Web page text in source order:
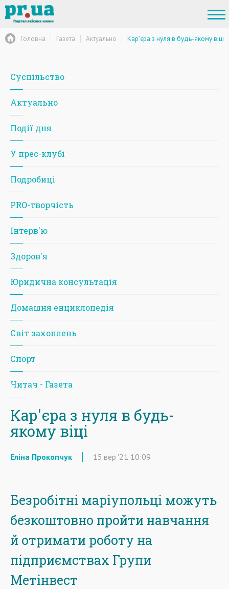
Головна Газета Актуально Кар'єра з нуля в будь-якому віці
Суспільство
Актуально
Події дня
У прес-клубі
Подробиці
PRO-творчість
Iнтерв'ю
Здоров'я
Юридична консультація
Домашня енциклопедія
Світ захоплень
Спорт
Читач - Газета
Кар'єра з нуля в будь-
якому віці
Еліна Прокопчук 15 вер '21 10:09
Безробітні маріупольці можуть
безкоштовно пройти навчання
й отримати роботу на
підприємствах Групи
Метінвест